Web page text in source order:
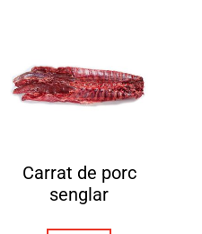
Carrat de porc
senglar